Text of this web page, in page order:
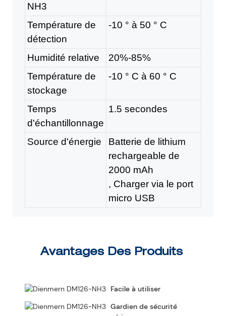
NH3
Température de
détection
-10 ° à 50 ° C
Humidité relative
20%-85%
Température de
stockage
-10 ° C à 60 ° C
Temps
d'échantillonnage
1.5 secondes
Source d'énergie
Batterie de lithium
rechargeable de
2000 mAh
, Charger via le port
micro USB
Avantages Des Produits
Facile à utiliser
Gardien de sécurité